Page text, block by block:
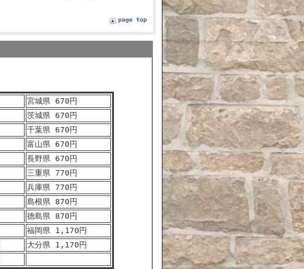
page top
宮城県 670円
茨城県 670円
千葉県 670円
富山県 670円
長野県 670円
三重県 770円
兵庫県 770円
島根県 870円
徳島県 870円
福岡県 1,170円
大分県 1,170円